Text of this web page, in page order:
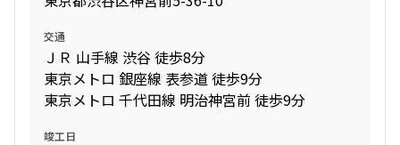
交通
ＪＲ 山手線 渋谷 徒歩8分
東京メトロ 銀座線 表参道 徒歩9分
東京メトロ 千代田線 明治神宮前 徒歩9分
竣工日